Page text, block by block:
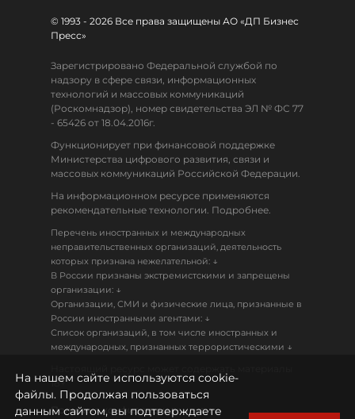
© 1993 - 2026 Все права защищены АО «ДП Бизнес
Пресс»
Зарегистрировано Федеральной службой по
надзору в сфере связи, информационных
технологий и массовых коммуникаций
(Роскомнадзор), номер свидетельства ЭЛ № ФС 77
- 65426 от 18.04.2016г.
Функционирует при финансовой поддержке
Министерства цифрового развития, связи и
массовых коммуникаций Российской Федерации.
На информационном ресурсе применяются
рекомендательные технологии. Подробнее.
Перечень иностранных и международных
неправительственных организаций, деятельность
которых признана нежелательной: ↓
В России признаны экстремистскими и запрещены
организации: ↓
Организации, СМИ и физические лица, признанные в
России иностранными агентами: ↓
Список организаций, в том числе иностранных и
международных, признанных террористическими ↓
18+
Политика конфиденциальности
На нашем сайте используются cookie-
файлы. Продолжая пользоваться
данным сайтом, вы подтверждаете